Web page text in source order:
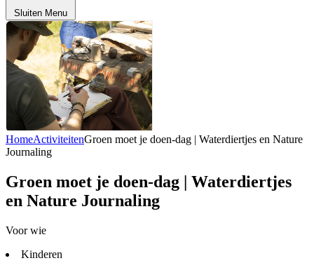
Sluiten Menu
HomeActiviteitenGroen moet je doen-dag | Waterdiertjes en Nature
Journaling
Groen moet je doen-dag | Waterdiertjes
en Nature Journaling
Voor wie
Kinderen